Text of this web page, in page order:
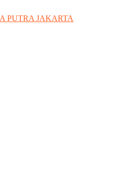
PUTRA JAKARTA